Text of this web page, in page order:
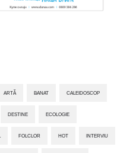
ARTĂ BANAT CALEIDOSCOP
DESTINE ECOLOGIE
FOLCLOR HOT INTERVIU